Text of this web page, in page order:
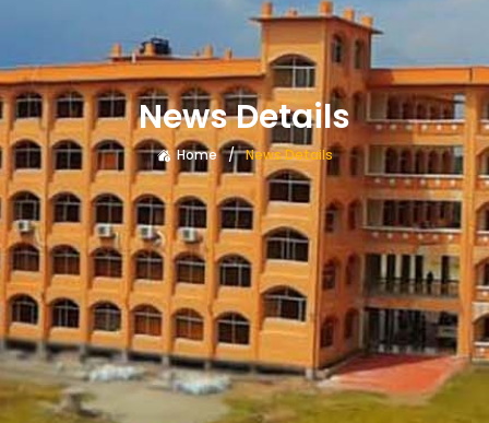
News Details
Home News Details